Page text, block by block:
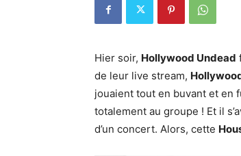
Hier soir, Hollywood Undead
de leur live stream,
jouaient tout en buvant et en
totalement au groupe ! Et il
d’un concert. Alors, cette